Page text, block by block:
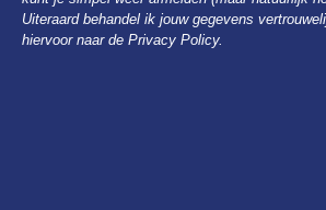
Uiteraard behandel ik jouw gegevens
hiervoor naar de Privacy Policy.